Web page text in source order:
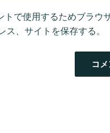
トで使用するためブラウ
ス、サイトを保存する。